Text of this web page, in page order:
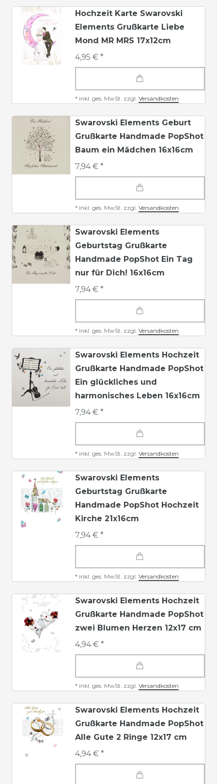
Hochzeit Karte Swarovski
Elements Grußkarte Liebe
Mond MR MRS 17x12cm
4,95 € *
* inkl. ges. MwSt. zzgl. Versandkosten
Swarovski Elements Geburt
Grußkarte Handmade PopShot
Baum ein Mädchen 16x16cm
7,94 € *
* inkl. ges. MwSt. zzgl. Versandkosten
Swarovski Elements
Geburtstag Grußkarte
Handmade PopShot Ein Tag
nur für Dich! 16x16cm
7,94 € *
* inkl. ges. MwSt. zzgl. Versandkosten
Swarovski Elements Hochzeit
Grußkarte Handmade PopShot
Ein glückliches und
harmonisches Leben 16x16cm
7,94 € *
* inkl. ges. MwSt. zzgl. Versandkosten
Swarovski Elements
Geburtstag Grußkarte
Handmade PopShot Hochzeit
Kirche 21x16cm
7,94 € *
* inkl. ges. MwSt. zzgl. Versandkosten
Swarovski Elements Hochzeit
Grußkarte Handmade PopShot
zwei Blumen Herzen 12x17 cm
4,94 € *
* inkl. ges. MwSt. zzgl. Versandkosten
Swarovski Elements Hochzeit
Grußkarte Handmade PopShot
Alle Gute 2 Ringe 12x17 cm
4,94 € *